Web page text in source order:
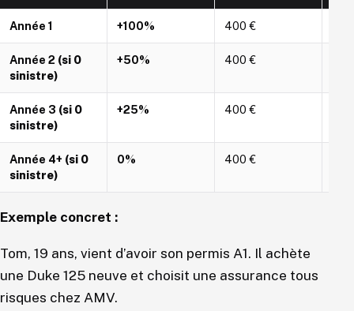
Année 1 +100% 400 €
Année 2 (si 0
sinistre)
+50% 400 €
Année 3 (si 0
sinistre)
+25% 400 €
Année 4+ (si 0
sinistre)
0% 400 €
Exemple concret :
Tom, 19 ans, vient d’avoir son permis A1. Il achète
une Duke 125 neuve et choisit une assurance tous
risques chez AMV.